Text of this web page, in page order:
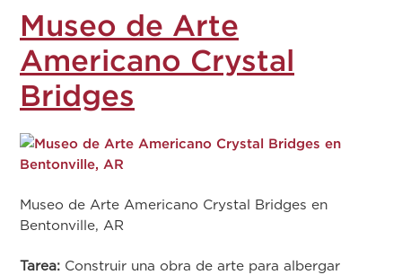
Museo de Arte
Americano Crystal
Bridges
Museo de Arte Americano Crystal Bridges en
Bentonville, AR
Tarea: Construir una obra de arte para albergar